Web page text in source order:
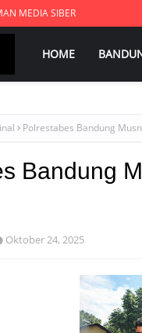
MEDIA SIBER
HOME
Polrestabes Bandung
Bandung
Oktober 24, 2025